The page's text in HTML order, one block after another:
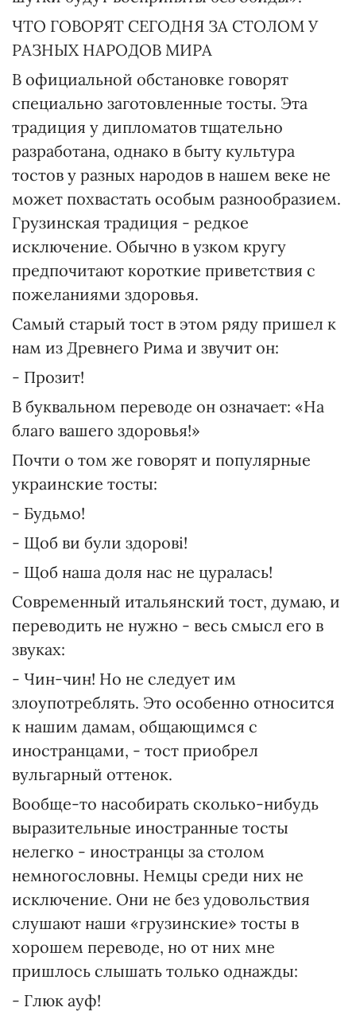
ЧТО ГОВОРЯТ СЕГОДНЯ ЗА СТОЛОМ У
РАЗНЫХ НАРОДОВ МИРА
В официальной обстановке говорят
специально заготовленные тосты. Эта
традиция у дипломатов тщательно
разработана, однако в быту культура
тостов у разных народов в нашем веке не
может похвастать особым разнообразием.
Грузинская традиция - редкое
исключение. Обычно в узком кругу
предпочитают короткие приветствия с
пожеланиями здоровья.
Самый старый тост в этом ряду пришел к
нам из Древнего Рима и звучит он:
- Прозит!
В буквальном переводе он означает: «На
благо вашего здоровья!»
Почти о том же говорят и популярные
украинские тосты:
- Будьмо!
- Щоб ви були здорові!
- Щоб наша доля нас не цуралась!
Современный итальянский тост, думаю, и
переводить не нужно - весь смысл его в
звуках:
- Чин-чин! Но не следует им
злоупотреблять. Это особенно относится
к нашим дамам, общающимся с
иностранцами, - тост приобрел
вульгарный оттенок.
Вообще-то насобирать сколько-нибудь
выразительные иностранные тосты
нелегко - иностранцы за столом
немногословны. Немцы среди них не
исключение. Они не без удовольствия
слушают наши «грузинские» тосты в
хорошем переводе, но от них мне
пришлось слышать только однажды:
- Глюк ауф!